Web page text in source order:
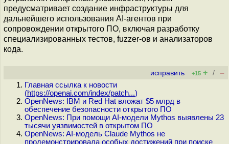
предусматривает создание инфраструктуры для
дальнейшего использования AI-агентов при
сопровождении открытого ПО, включая разработку
специализированных тестов, fuzzer-ов и анализаторов
кода.
исправить +15 + / –
Главная ссылка к новости
(https://openai.com/index/patch...)
OpenNews: IBM и Red Hat вложат $5 млрд в
обеспечение безопасности открытого ПО
OpenNews: При помощи AI-модели Mythos выявлены 23
тысячи уязвимостей в открытом ПО
OpenNews: AI-модель Claude Mythos не
продемонстрировала особых достижений при поиске